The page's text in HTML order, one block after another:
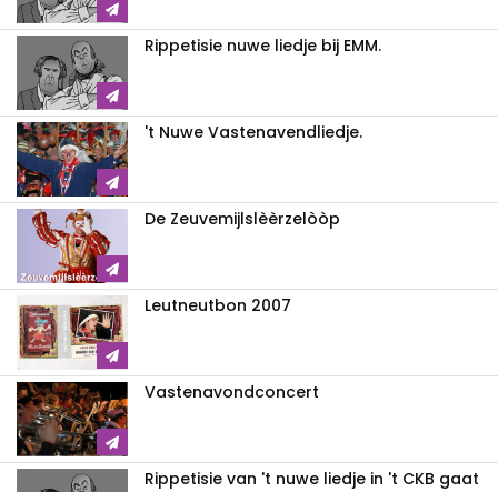
Rippetisie nuwe liedje bij EMM.
't Nuwe Vastenavendliedje.
De Zeuvemijlslèèrzelòòp
Leutneutbon 2007
Vastenavondconcert
Rippetisie van 't nuwe liedje in 't CKB gaat